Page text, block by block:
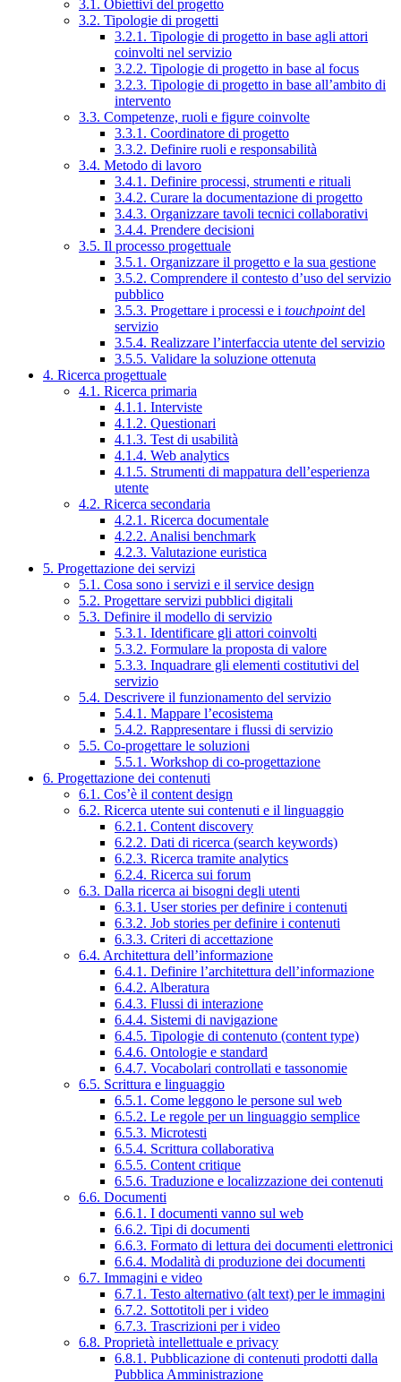
3.1. Obiettivi del progetto
3.2. Tipologie di progetti
3.2.1. Tipologie di progetto in base agli attori
coinvolti nel servizio
3.2.2. Tipologie di progetto in base al focus
3.2.3. Tipologie di progetto in base all’ambito di
intervento
3.3. Competenze, ruoli e figure coinvolte
3.3.1. Coordinatore di progetto
3.3.2. Definire ruoli e responsabilità
3.4. Metodo di lavoro
3.4.1. Definire processi, strumenti e rituali
3.4.2. Curare la documentazione di progetto
3.4.3. Organizzare tavoli tecnici collaborativi
3.4.4. Prendere decisioni
3.5. Il processo progettuale
3.5.1. Organizzare il progetto e la sua gestione
3.5.2. Comprendere il contesto d’uso del servizio
pubblico
3.5.3. Progettare i processi e i touchpointdel
servizio
3.5.4. Realizzare l’interfaccia utente del servizio
3.5.5. Validare la soluzione ottenuta
4. Ricerca progettuale
4.1. Ricerca primaria
4.1.1. Interviste
4.1.2. Questionari
4.1.3. Test di usabilità
4.1.4. Web analytics
4.1.5. Strumenti di mappatura dell’esperienza
utente
4.2. Ricerca secondaria
4.2.1. Ricerca documentale
4.2.2. Analisi benchmark
4.2.3. Valutazione euristica
5. Progettazione dei servizi
5.1. Cosa sono i servizi e il service design
5.2. Progettare servizi pubblici digitali
5.3. Definire il modello di servizio
5.3.1. Identificare gli attori coinvolti
5.3.2. Formulare la proposta di valore
5.3.3. Inquadrare gli elementi costitutivi del
servizio
5.4. Descrivere il funzionamento del servizio
5.4.1. Mappare l’ecosistema
5.4.2. Rappresentare i flussi di servizio
5.5. Co-progettare le soluzioni
5.5.1. Workshop di co-progettazione
6. Progettazione dei contenuti
6.1. Cos’è il content design
6.2. Ricerca utente sui contenuti e il linguaggio
6.2.1. Content discovery
6.2.2. Dati di ricerca (search keywords)
6.2.3. Ricerca tramite analytics
6.2.4. Ricerca sui forum
6.3. Dalla ricerca ai bisogni degli utenti
6.3.1. User stories per definire i contenuti
6.3.2. Job stories per definire i contenuti
6.3.3. Criteri di accettazione
6.4. Architettura dell’informazione
6.4.1. Definire l’architettura dell’informazione
6.4.2. Alberatura
6.4.3. Flussi di interazione
6.4.4. Sistemi di navigazione
6.4.5. Tipologie di contenuto (content type)
6.4.6. Ontologie e standard
6.4.7. Vocabolari controllati e tassonomie
6.5. Scrittura e linguaggio
6.5.1. Come leggono le persone sul web
6.5.2. Le regole per un linguaggio semplice
6.5.3. Microtesti
6.5.4. Scrittura collaborativa
6.5.5. Content critique
6.5.6. Traduzione e localizzazione dei contenuti
6.6. Documenti
6.6.1. I documenti vanno sul web
6.6.2. Tipi di documenti
6.6.3. Formato di lettura dei documenti elettronici
6.6.4. Modalità di produzione dei documenti
6.7. Immagini e video
6.7.1. Testo alternativo (alt text) per le immagini
6.7.2. Sottotitoli per i video
6.7.3. Trascrizioni per i video
6.8. Proprietà intellettuale e privacy
6.8.1. Pubblicazione di contenuti prodotti dalla
Pubblica Amministrazione